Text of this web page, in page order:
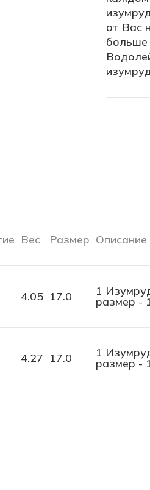
от Вас
больше
Вес Размер Описание
4.05 17.0 1
размер -
4.27 17.0 1
размер -